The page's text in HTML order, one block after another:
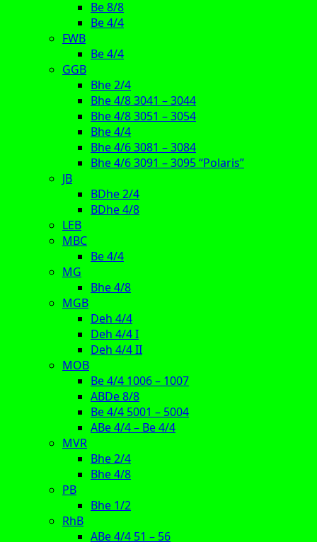
Be 8/8
Be 4/4
FWB
Be 4/4
GGB
Bhe 2/4
Bhe 4/8 3041 – 3044
Bhe 4/8 3051 – 3054
Bhe 4/4
Bhe 4/6 3081 – 3084
Bhe 4/6 3091 – 3095 “Polaris”
JB
BDhe 2/4
BDhe 4/8
LEB
MBC
Be 4/4
MG
Bhe 4/8
MGB
Deh 4/4
Deh 4/4 I
Deh 4/4 II
MOB
Be 4/4 1006 – 1007
ABDe 8/8
Be 4/4 5001 – 5004
ABe 4/4 – Be 4/4
MVR
Bhe 2/4
Bhe 4/8
PB
Bhe 1/2
RhB
ABe 4/4 51 – 56